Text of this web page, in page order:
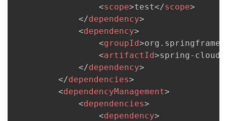
<scope>test</scope>
</dependency>
<dependency>
<groupId>
<artifactId>spring-
</dependency>
</dependencies>
<dependencyManagement>
<dependencies>
<dependency>